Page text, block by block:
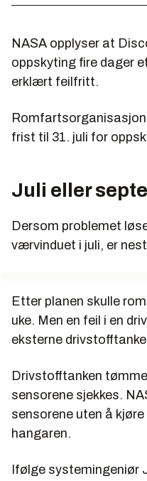
NASA opplyser at
oppskyting fire dager
erklært feilfritt.
frist til 31. juli for
Juli eller
Dersom problemet
værvinduet i juli, er
Etter planen skulle
uke. Men en feil i en
eksterne
Drivstofftanken
sensorene sjekkes.
sensorene uten å
hangaren.
Ifølge systemingeniør